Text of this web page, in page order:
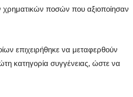
ποσών που αξιοποίησαν
επιχειρήθηκε να μεταφερθούν
κατηγορία συγγένειας, ώστε να